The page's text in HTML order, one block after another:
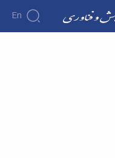
En
معاونت پژوهش و